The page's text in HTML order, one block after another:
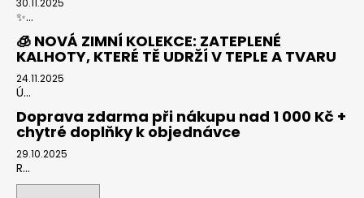
30.11.2025
✨...
🧊 NOVÁ ZIMNÍ KOLEKCE: ZATEPLENÉ
KALHOTY, KTERÉ TĚ UDRŽÍ V TEPLE A TVARU
24.11.2025
Ú...
Doprava zdarma při nákupu nad 1 000 Kč +
chytré doplňky k objednávce
29.10.2025
R...